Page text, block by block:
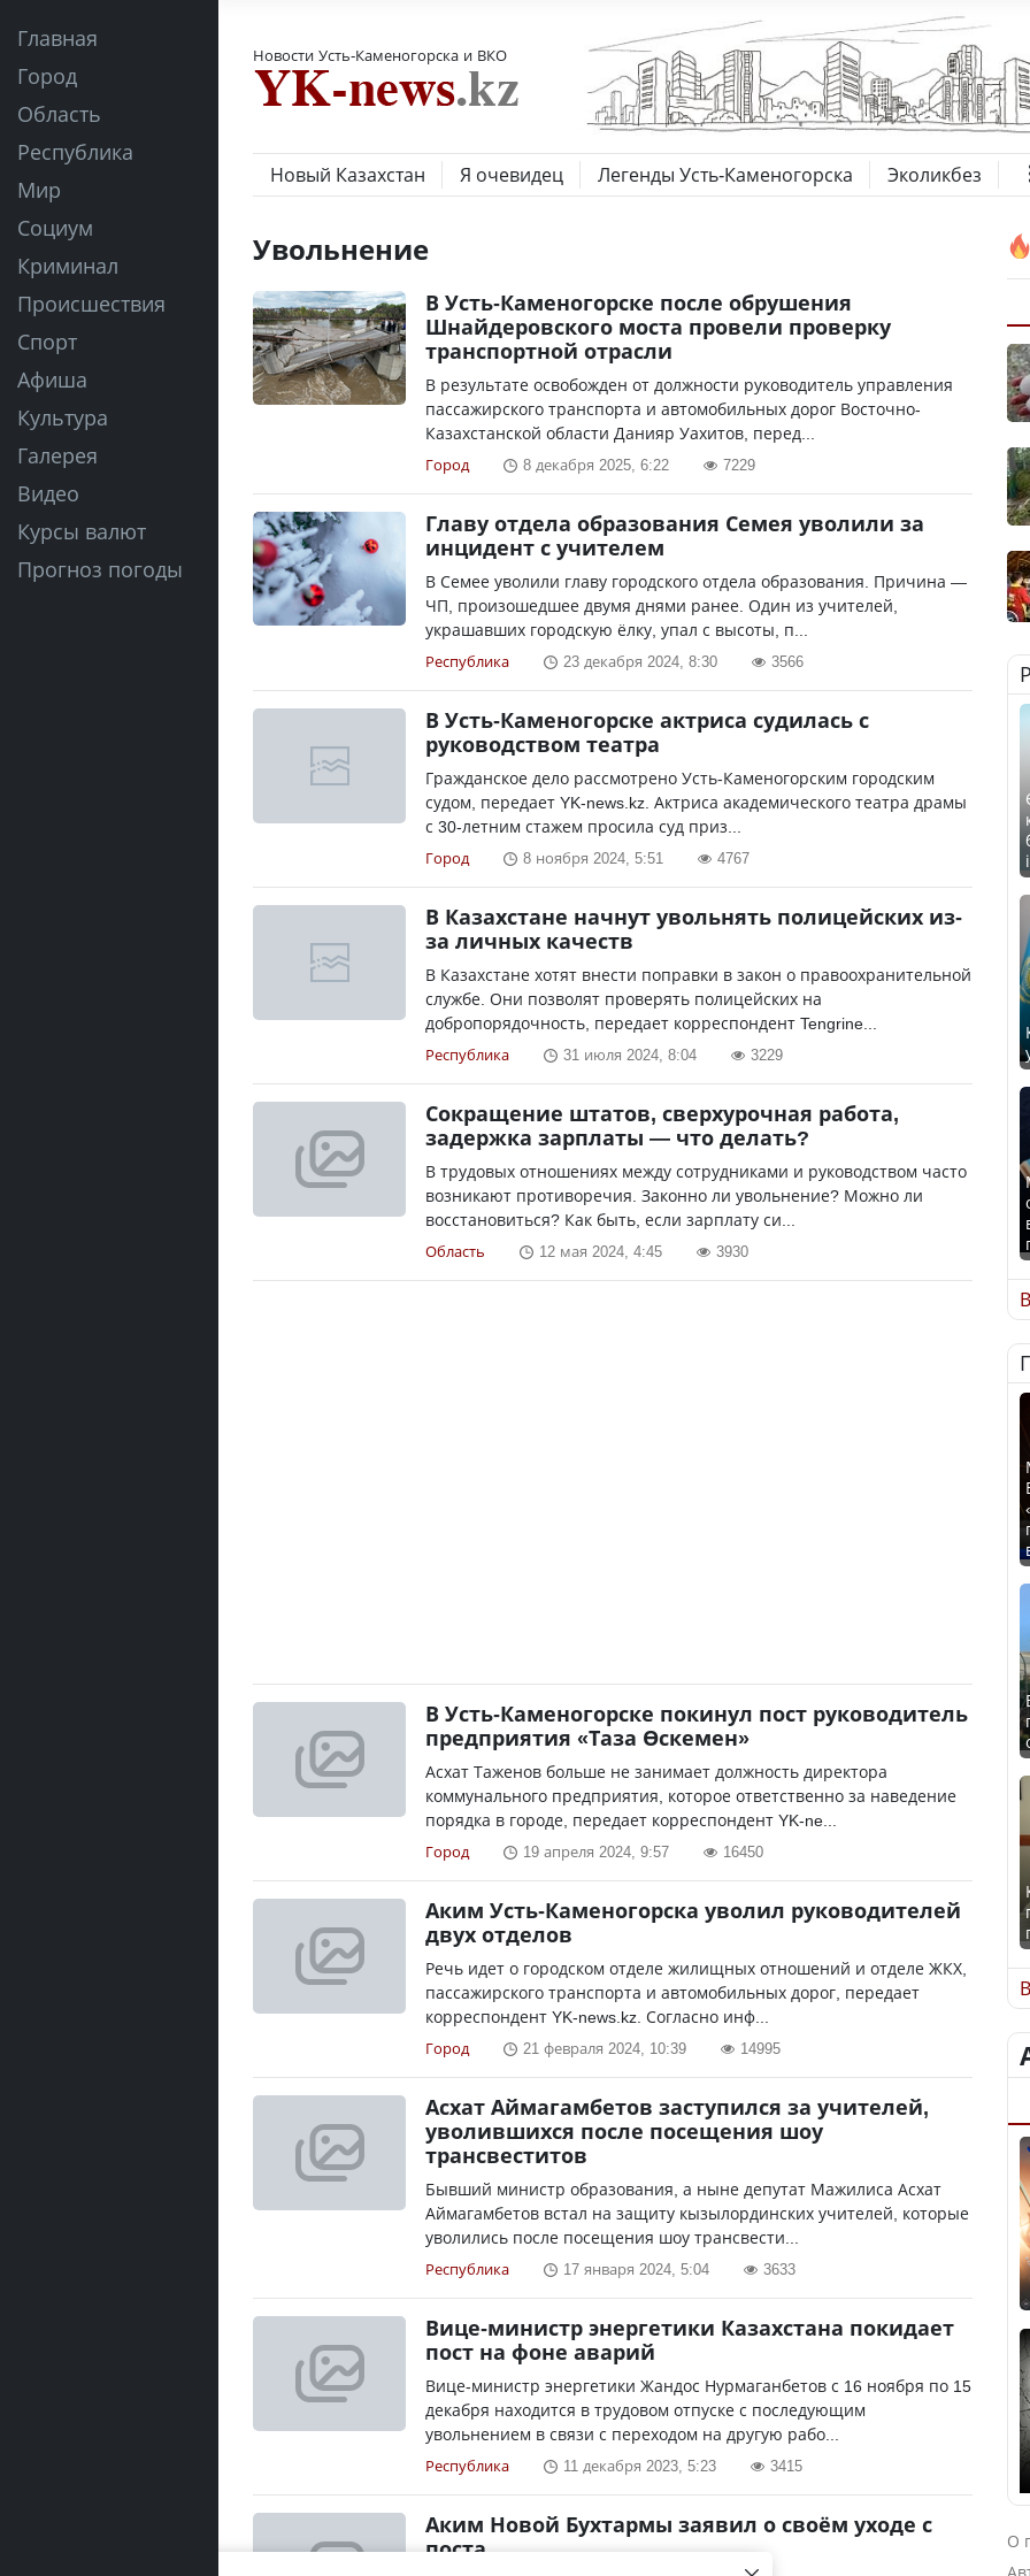
Главная
Город
Область
Республика
Мир
Социум
Криминал
Происшествия
Спорт
Афиша
Культура
Галерея
Видео
Курсы валют
Прогноз погоды
Новости Усть-Каменогорска и ВКО
Новый Казахстан Я очевидец Легенды Усть-Каменогорска Эколикбез
Увольнение
В Усть-Каменогорске после обрушения
Шнайдеровского моста провели проверку
транспортной отрасли
В результате освобожден от должности руководитель управления
пассажирского транспорта и автомобильных дорог Восточно-
Казахстанской области Данияр Уахитов, перед...
Город 8 декабря 2025, 6:22 7229
Главу отдела образования Семея уволили за
инцидент с учителем
В Семее уволили главу городского отдела образования. Причина —
ЧП, произошедшее двумя днями ранее. Один из учителей,
украшавших городскую ёлку, упал с высоты, п...
Республика 23 декабря 2024, 8:30 3566
В Усть-Каменогорске актриса судилась с
руководством театра
Гражданское дело рассмотрено Усть-Каменогорским городским
судом, передает YK-news.kz. Актриса академического театра драмы
с 30-летним стажем просила суд приз...
Город 8 ноября 2024, 5:51 4767
В Казахстане начнут увольнять полицейских из-
за личных качеств
В Казахстане хотят внести поправки в закон о правоохранительной
службе. Они позволят проверять полицейских на
добропорядочность, передает корреспондент Tengrine...
Республика 31 июля 2024, 8:04 3229
Сокращение штатов, сверхурочная работа,
задержка зарплаты — что делать?
В трудовых отношениях между сотрудниками и руководством часто
возникают противоречия. Законно ли увольнение? Можно ли
восстановиться? Как быть, если зарплату си...
Область 12 мая 2024, 4:45 3930
В Усть-Каменогорске покинул пост руководитель
предприятия «Таза Өскемен»
Асхат Таженов больше не занимает должность директора
коммунального предприятия, которое ответственно за наведение
порядка в городе, передает корреспондент YK-ne...
Город 19 апреля 2024, 9:57 16450
Аким Усть-Каменогорска уволил руководителей
двух отделов
Речь идет о городском отделе жилищных отношений и отделе ЖКХ,
пассажирского транспорта и автомобильных дорог, передает
корреспондент YK-news.kz. Согласно инф...
Город 21 февраля 2024, 10:39 14995
Асхат Аймагамбетов заступился за учителей,
уволившихся после посещения шоу
трансвеститов
Бывший министр образования, а ныне депутат Мажилиса Асхат
Аймагамбетов встал на защиту кызылординских учителей, которые
уволились после посещения шоу трансвести...
Республика 17 января 2024, 5:04 3633
Вице-министр энергетики Казахстана покидает
пост на фоне аварий
Вице-министр энергетики Жандос Нурмаганбетов с 16 ноября по 15
декабря находится в трудовом отпуске с последующим
увольнением в связи с переходом на другую рабо...
Республика 11 декабря 2023, 5:23 3415
Аким Новой Бухтармы заявил о своём уходе с
поста
О